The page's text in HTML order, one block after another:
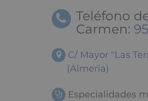
Teléfono
Carmen:
C/ Mayor "Las
(Almeria)
Especialidades